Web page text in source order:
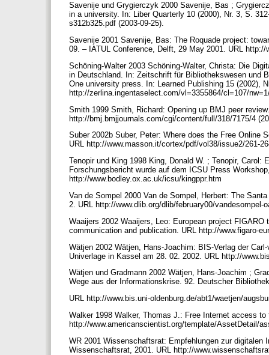
Savenije und Grygierczyk 2000 Savenije, Bas ;
in a university. In: Liber Quarterly 10 (2000), Nr. 3, S.
s312b325.pdf (2003-09-25).
Savenije 2001 Savenije, Bas: The Roquade project:
09. – IATUL Conference, Delft, 29 May 2001. URL
Schöning-Walter 2003 Schöning-Walter, Christa: Die
in Deutschland. In: Zeitschrift für Bibliothekswesen und
One university press. In: Learned Publishing 15 (2002),
http://zerlina.ingentaselect.com/vl=3355864/cl=107/
Smith 1999 Smith, Richard: Opening up BMJ peer
http://bmj.bmjjournals.com/cgi/content/full/318/7175/4
Suber 2002b Suber, Peter: Where does the Free Online
URL http://www.masson.it/cortex/pdf/vol38/issue2/261-
Tenopir und King 1998 King, Donald W. ; Tenopir,
Forschungsbericht wurde auf dem ICSU Press
http://www.bodley.ox.ac.uk/icsu/kingppr.htm
Van de Sompel 2000 Van de Sompel, Herbert: The
2. URL http://www.dlib.org/dlib/february00/
Waaijers 2002 Waaijers, Leo: European project
communication and publication. URL http://www.figaro-
Wätjen 2002 Wätjen, Hans-Joachim: BIS-Verlag der
Univerlage in Kassel am 28. 02. 2002. URL http://
Wätjen und Gradmann 2002 Wätjen, Hans-Joachim ;
Wege aus der Informationskrise. 92. Deutscher
URL http://www.bis.uni-oldenburg.de/abt1/waetjen/
Walker 1998 Walker, Thomas J.: Free Internet access
http://www.americanscientist.org/template/AssetDetail/
WR 2001 Wissenschaftsrat: Empfehlungen zur digitalen
Wissenschaftsrat, 2001. URL http://